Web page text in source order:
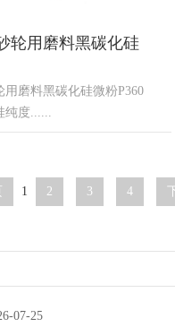
轮用磨料黑碳化硅
用磨料黑碳化硅微粉P360
纯度......
1 2 3 4
07-25